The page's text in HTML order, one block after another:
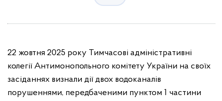
22 жовтня 2025 року Тимчасові адміністративні
колегії Антимонопольного комітету України на своїх
засіданнях визнали дії двох водоканалів
порушеннями, передбаченими пунктом 1 частини